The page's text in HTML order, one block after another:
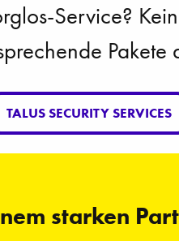
Service?
Pakete
TALUS SECURITY SERVICES
starken